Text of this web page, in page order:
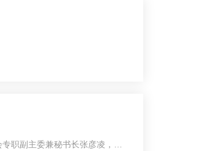
职副主委兼秘书长张彦凌，甘